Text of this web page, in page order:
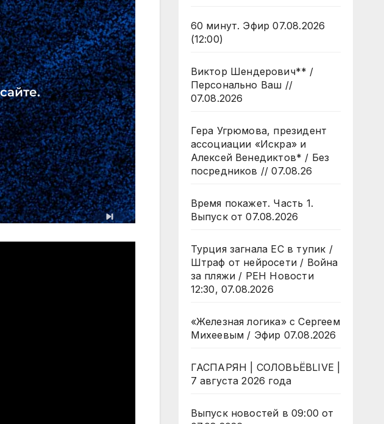
60 минут. Эфир 07.08.2026
(12:00)
Виктор Шендерович** /
Персонально Ваш //
07.08.2026
Гера Угрюмова, президент
ассоциации «Искра» и
Алексей Венедиктов* / Без
посредников // 07.08.26
Время покажет. Часть 1.
Выпуск от 07.08.2026
Турция загнала ЕС в тупик /
Штраф от нейросети / Война
за пляжи / РЕН Новости
12:30, 07.08.2026
«Железная логика» с Сергеем
Михеевым / Эфир 07.08.2026
ГАСПАРЯН | СОЛОВЬЁВLIVE |
7 августа 2026 года
Выпуск новостей в 09:00 от